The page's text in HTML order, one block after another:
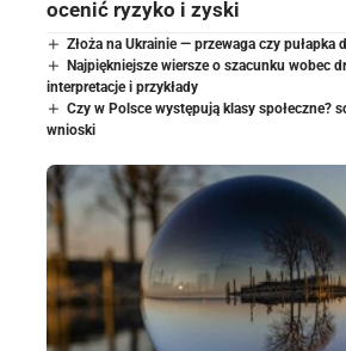
ocenić ryzyko i zyski
Złoża na Ukrainie — przewaga czy pułapka
Najpiękniejsze wiersze o szacunku wobec
interpretacje i przykłady
Czy w Polsce występują klasy społeczne?
wnioski